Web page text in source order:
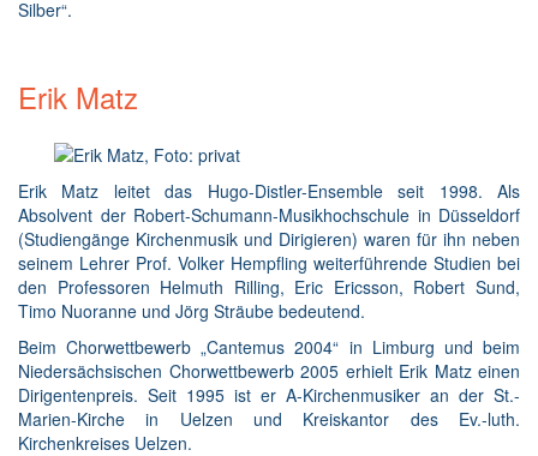
Silber“.
Erik Matz
Erik Matz leitet das Hugo-Distler-Ensemble seit 1998. Als
Absolvent der Robert-Schumann-Musikhochschule in Düsseldorf
(Studiengänge Kirchenmusik und Dirigieren) waren für ihn neben
seinem Lehrer Prof. Volker Hempfling weiterführende Studien bei
den Professoren Helmuth Rilling, Eric Ericsson, Robert Sund,
Timo Nuoranne und Jörg Sträube bedeutend.
Beim Chorwettbewerb „Cantemus 2004“ in Limburg und beim
Niedersächsischen Chorwettbewerb 2005 erhielt Erik Matz einen
Dirigentenpreis. Seit 1995 ist er A-Kirchenmusiker an der St.-
Marien-Kirche in Uelzen und Kreiskantor des Ev.-luth.
Kirchenkreises Uelzen.